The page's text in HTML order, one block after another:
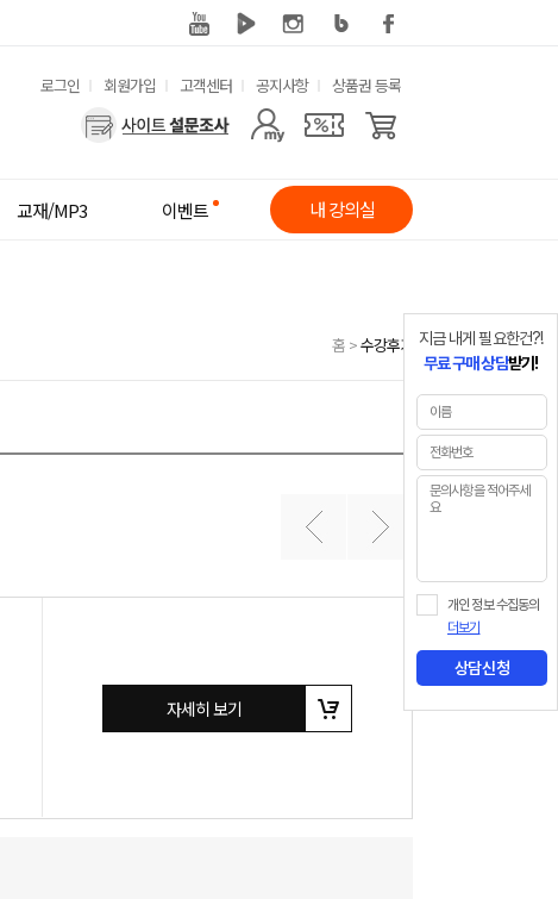
유
메
뉴
로그인 회원가입 고객센터 공지사항 상품권 등록
사
메
교재/MP3 이벤트 내 강의실
홈 >수강후기
자세히 보기
지금 내게 필요한건?!
무료 구매 상담받기!
개인 정보 수집동의
더보기
상담신청